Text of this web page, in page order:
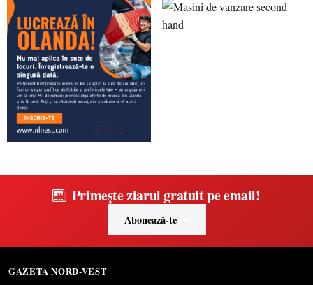
Primește ziarul gratuit pe email!
Abonează-te
GAZETA NORD-VEST